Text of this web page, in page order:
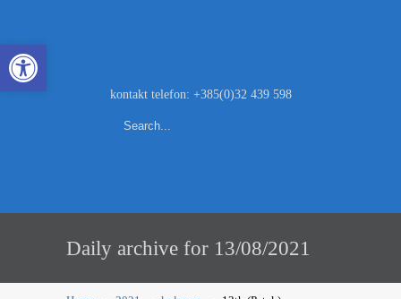
Open toolbar
kontakt telefon: +385(0)32 439 598
Daily archive for 13/08/2021